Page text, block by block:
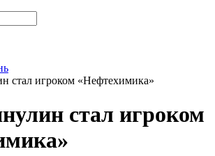
стал игроком «Нефтехимика»
стал игроком